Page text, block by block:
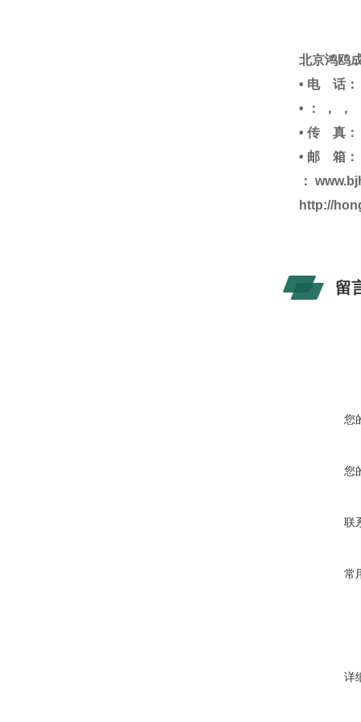
北京鸿鸥
• 电 话：
• ： ， ，
• 传 真
• 邮 箱：
：
http://
留
您
您
联
常
详